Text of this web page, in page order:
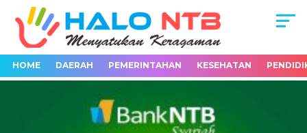
HOME DAERAH PEMERINTAHAN KESEHATAN